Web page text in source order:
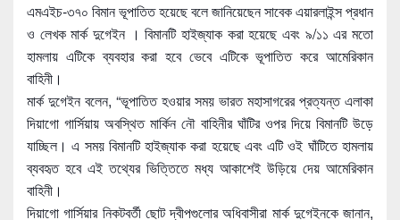
এমএইচ-৩৭০ বিমান ভূপাতিত হয়েছে বলে জানিয়েছেন সাবেক এয়ারলাইন্স প্রধান
ও লেখক মার্ক দুগেইন । বিমানটি হাইজ্যাক করা হয়েছে এবং ৯/১১ এর মতো
হামলায় এটিকে ব্যবহার করা হবে ভেবে এটিকে ভূপাতিত করে আমেরিকান
বাহিনী।
মার্ক দুগেইন বলেন, “ভূপাতিত হওয়ার সময় ভারত মহাসাগরের প্রত্যন্ত এলাকা
দিয়াগো গার্সিয়ায় অবস্থিত মার্কিন নৌ বাহিনীর ঘাঁটির ওপর দিয়ে বিমানটি উড়ে
যাচ্ছিল। এ সময় বিমানটি হাইজ্যাক করা হয়েছে এবং এটি ওই ঘাঁটিতে হামলায়
ব্যবহৃত হবে এই তথ্যের ভিত্তিতে মধ্য আকাশেই উড়িয়ে দেয় আমেরিকান
বাহিনী।
দিয়াগো গার্সিয়ার নিকটবর্তী ছোট দ্বীপগুলোর অধিবাসীরা মার্ক দুগেইনকে জানান,